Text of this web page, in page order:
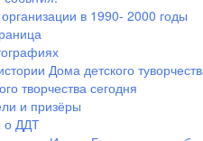
в 1990- 2000 годы
Дома детского
творчества сегодня
и призёры
о ДДТ